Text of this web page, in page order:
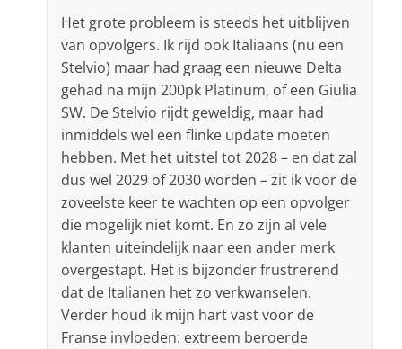
Het grote probleem is steeds het uitblijven
van opvolgers. Ik rijd ook Italiaans (nu een
Stelvio) maar had graag een nieuwe Delta
gehad na mijn 200pk Platinum, of een Giulia
SW. De Stelvio rijdt geweldig, maar had
inmiddels wel een flinke update moeten
hebben. Met het uitstel tot 2028 – en dat zal
dus wel 2029 of 2030 worden – zit ik voor de
zoveelste keer te wachten op een opvolger
die mogelijk niet komt. En zo zijn al vele
klanten uiteindelijk naar een ander merk
overgestapt. Het is bijzonder frustrerend
dat de Italianen het zo verkwanselen.
Verder houd ik mijn hart vast voor de
Franse invloeden: extreem beroerde